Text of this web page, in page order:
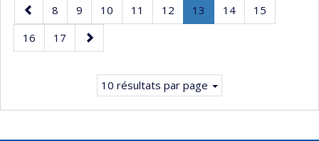
Page
précédente
Page
8 Page
9 Page
10 Page
11 Page
12 Page
13
Page
Page
14 Page
15
Page
16 Page
17
Page
suivante
10 résultats par page